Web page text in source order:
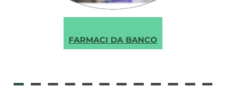
FARMACI DA BANCO